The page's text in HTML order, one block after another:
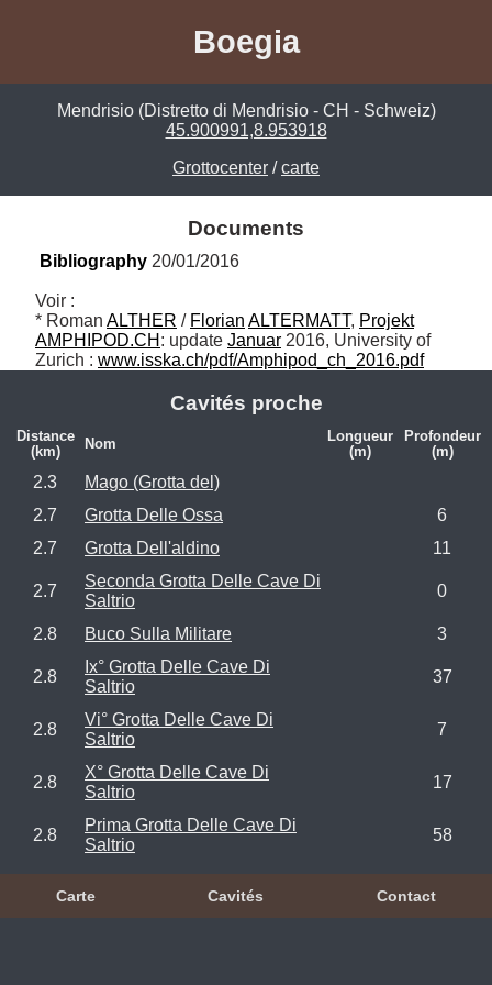
Boegia
Mendrisio (Distretto di Mendrisio - CH - Schweiz)
45.900991,8.953918
Grottocenter /carte
Documents
Bibliography 20/01/2016
Voir :
* Roman ALTHER / Florian ALTERMATT, Projekt
AMPHIPOD.CH : update Januar 2016, University of
Zurich : www.isska.ch/pdf/Amphipod_ch_2016.pdf
Cavités proche
Distance
(km)
Nom
Longueur
(m)
Profondeur
(m)
2.3
Mago (Grotta del)
2.7
Grotta Delle Ossa
6
2.7
Grotta Dell'aldino 11
2.7
Seconda Grotta Delle Cave Di
Saltrio
0
2.8 Buco Sulla Militare 3
2.8
Ix° Grotta Delle Cave Di
Saltrio
37
2.8
Vi° Grotta Delle Cave Di
Saltrio
7
2.8
X° Grotta Delle Cave Di
Saltrio
17
2.8
Prima Grotta Delle Cave Di
Saltrio
58
Carte Cavités Contact